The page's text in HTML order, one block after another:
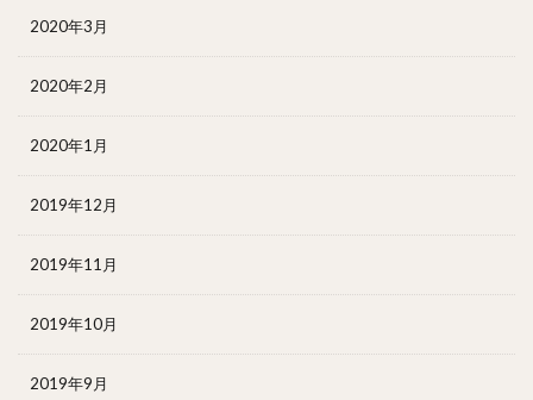
2020年3月
2020年2月
2020年1月
2019年12月
2019年11月
2019年10月
2019年9月